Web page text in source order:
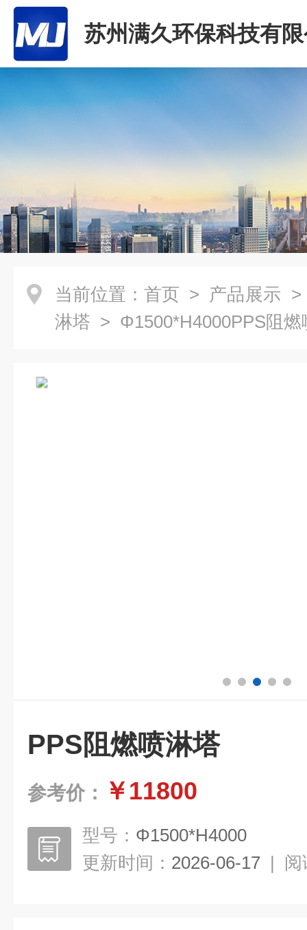
苏州满久环保科技有
当前位置： 首页 > 产品展示
淋塔 > Φ1500*H4000PPS阻燃
PPS阻燃喷淋塔
参考价： ￥11800
型号： Φ1500*H4000
更新时间： 2026-06-17 | 阅